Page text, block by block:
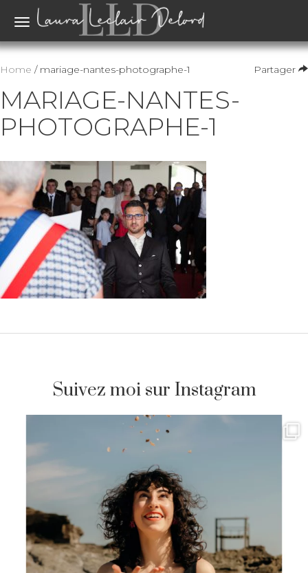
Toggle
Partager
Home / mariage-nantes-photographe-1
MARIAGE-NANTES-
PHOTOGRAPHE-1
Suivez moi sur Instagram